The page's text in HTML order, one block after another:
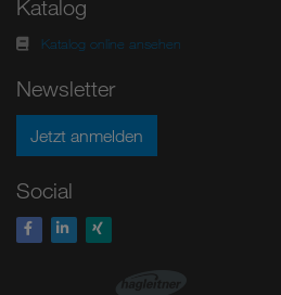
Katalog
Katalog online ansehen
Newsletter
Jetzt anmelden
Social